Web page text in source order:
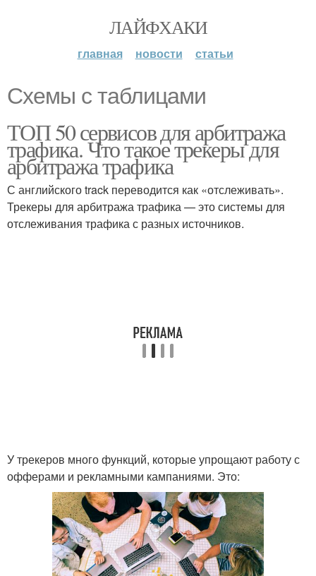
ЛАЙФХАКИ
главная новости статьи
Схемы с таблицами
ТОП 50 сервисов для арбитража
трафика. Что такое трекеры для
арбитража трафика
С английского track переводится как «отслеживать».
Трекеры для арбитража трафика — это системы для
отслеживания трафика с разных источников.
У трекеров много функций, которые упрощают работу с
офферами и рекламными кампаниями. Это: